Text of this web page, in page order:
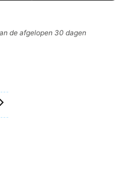
de afgelopen 30 dagen